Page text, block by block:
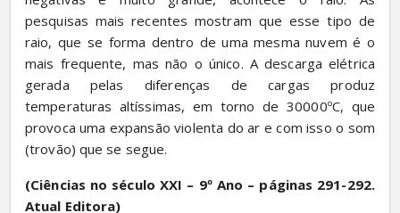
pesquisas mais recentes mostram que esse tipo de
raio, que se forma dentro de uma mesma nuvem é o
mais frequente, mas não o único. A descarga elétrica
gerada pelas diferenças de cargas produz
temperaturas altíssimas, em torno de 30000ºC, que
provoca uma expansão violenta do ar e com isso o som
(trovão) que se segue.
(Ciências no século XXI – 9º Ano – páginas 291-292.
Atual Editora)